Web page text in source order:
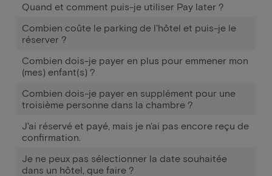
Quand et comment puis-je utiliser Pay later ?
Combien coûte le parking de l'hôtel et puis-je le
réserver ?
Combien dois-je payer en plus pour emmener mon
(mes) enfant(s) ?
Combien dois-je payer en supplément pour une
troisième personne dans la chambre ?
J'ai réservé et payé, mais je n'ai pas encore reçu de
confirmation.
Je ne peux pas sélectionner la date souhaitée
dans un hôtel, que faire ?